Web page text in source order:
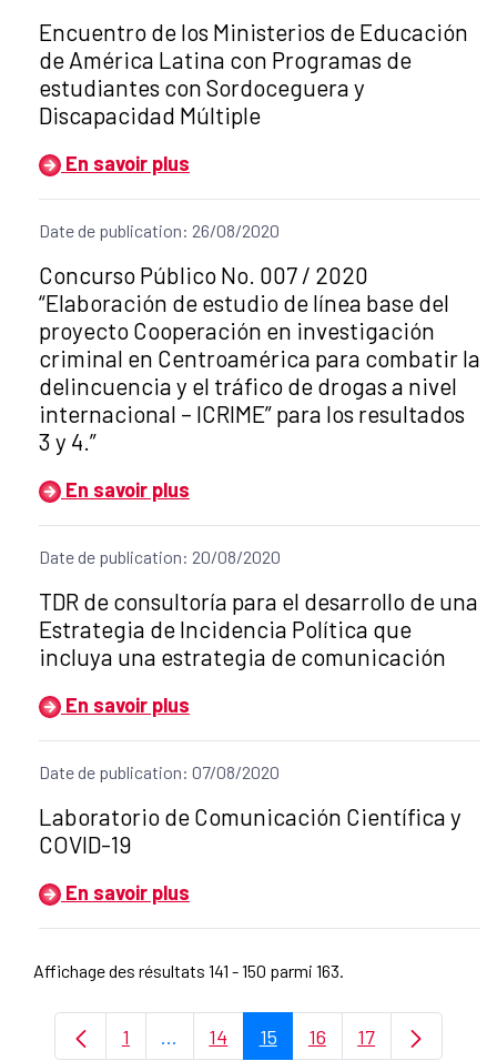
Título del anuncio:
Encuentro de los Ministerios de Educación
de América Latina con Programas de
estudiantes con Sordoceguera y
Discapacidad Múltiple
En savoir plus
Date de publication: 26/08/2020
Título del anuncio:
Concurso Público No. 007 / 2020
“Elaboración de estudio de línea base del
proyecto Cooperación en investigación
criminal en Centroamérica para combatir la
delincuencia y el tráfico de drogas a nivel
internacional – ICRIME” para los resultados
3 y 4.”
En savoir plus
Date de publication: 20/08/2020
Título del anuncio:
TDR de consultoría para el desarrollo de una
Estrategia de Incidencia Política que
incluya una estrategia de comunicación
En savoir plus
Date de publication: 07/08/2020
Título del anuncio:
Laboratorio de Comunicación Científica y
COVID-19
En savoir plus
Affichage des résultats 141 - 150 parmi 163.
Page
1 ...Pages intermédiaires Utilisez TAB
Page
14 Page
15 Page
16 Page
17